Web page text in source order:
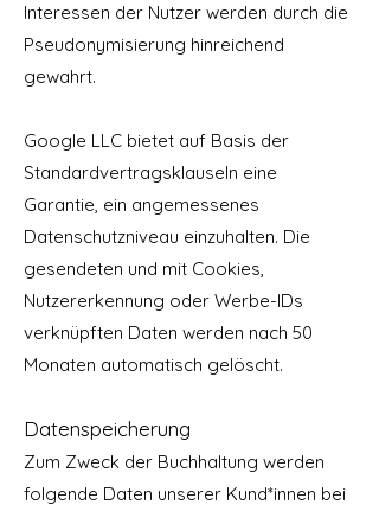
Interessen der Nutzer werden durch die
Pseudonymisierung hinreichend
gewahrt.
Google LLC bietet auf Basis der
Standardvertragsklauseln eine
Garantie, ein angemessenes
Datenschutzniveau einzuhalten. Die
gesendeten und mit Cookies,
Nutzererkennung oder Werbe-IDs
verknüpften Daten werden nach 50
Monaten automatisch gelöscht.
Datenspeicherung
Zum Zweck der Buchhaltung werden
folgende Daten unserer Kund*innen bei